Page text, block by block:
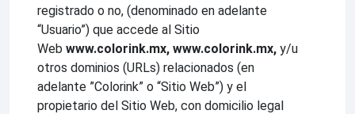
registrado o no, (denominado en adelante
“Usuario”) que accede al Sitio
Web www.colorink.mx, www.colorink.mx, y/u
otros dominios (URLs) relacionados (en
adelante ”Colorink” o “Sitio Web”) y el
propietario del Sitio Web, con domicilio legal